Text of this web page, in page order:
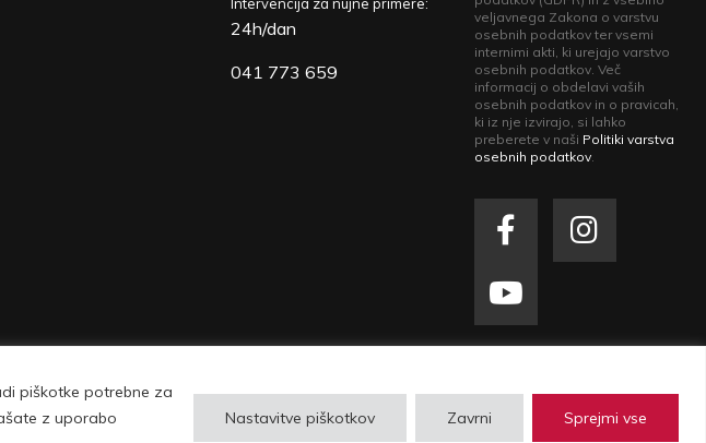
piškotke potrebne za
z uporabo
Nastavitve piškotkov Zavrni Sprejmi vse
24h/dan
041 773 659
veljavnega Zakona o varstvu
osebnih podatkov ter vsemi
internimi akti, ki urejajo varstvo
osebnih podatkov. Več
informacij o obdelavi vaših
osebnih podatkov in o pravicah,
ki iz nje izvirajo, si lahko
preberete v naši Politiki varstva
osebnih podatkov.
|Pogoji uporabe in politika zasebnosti| Izdelava spletne straniPlenum IT